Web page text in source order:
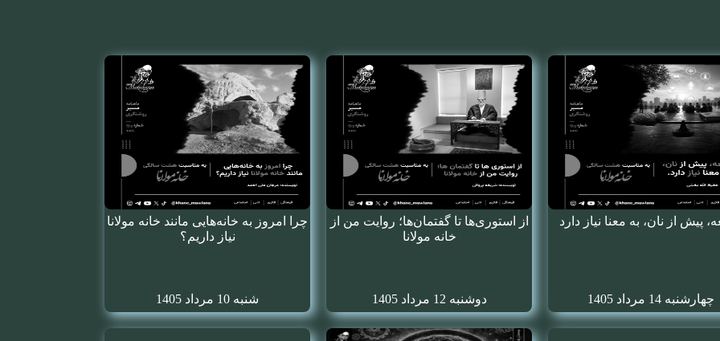
پیش از نان، به معنا نیاز دارد
چهارشنبه 14 مرداد 1405
از استوری‌ها تا گفتمان‌ها؛ روایت من از
خانه مولانا
دوشنبه 12 مرداد 1405
چرا امروز به خانه‌هایی مانند خانه مولانا
نیاز داریم؟
شنبه 10 مرداد 1405